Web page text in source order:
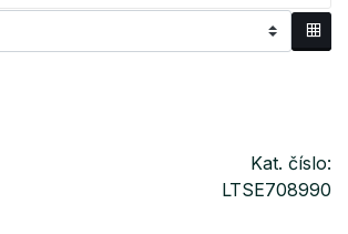
Kat. číslo:
LTSE708990